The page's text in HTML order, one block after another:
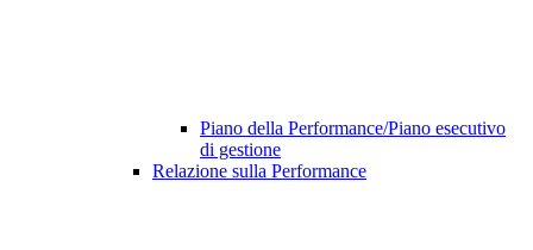
Piano della Performance/Piano esecutivo
di gestione
Relazione sulla Performance